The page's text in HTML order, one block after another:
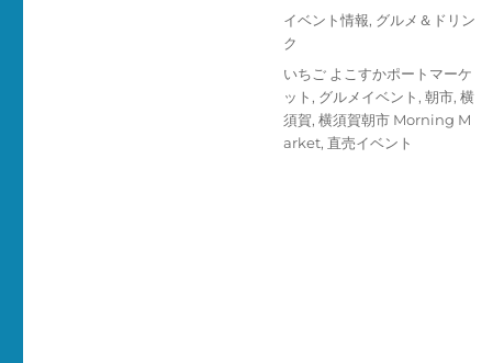
投
稿
カ
テ
ー
イベント情報, グルメ＆ドリン
ク
タ
グ
いちご よこすかポートマーケ
ット , グルメイベント , 朝市, 横
須賀, 横須賀朝市 Morning M
arket, 直売イベント